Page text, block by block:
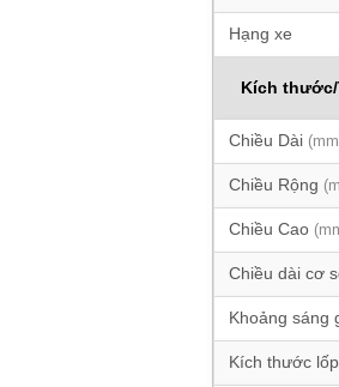
Hạng xe
Kích
Chiều Dài
Chiều Rộng
Chiều Cao
Chiều dài cơ
Khoảng sáng
Kích thước